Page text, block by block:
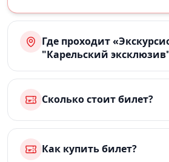
Где проходит
"Карельский
Сколько стоит билет?
Как купить билет?